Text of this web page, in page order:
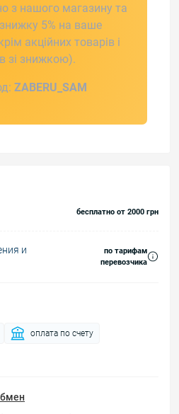
з нашого магазину та
5% на ваше
акційних товарів і
зі знижкою).
ZABERU_SAM
бесплатно от 2000 грн
и
по тарифам
перевозчика
оплата по счету